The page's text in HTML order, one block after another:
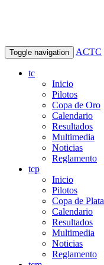
Toggle navigation ACTC
tc
Inicio
Pilotos
Copa de Oro
Calendario
Resultados
Multimedia
Noticias
Reglamento
tcp
Inicio
Pilotos
Copa de Plata
Calendario
Resultados
Multimedia
Noticias
Reglamento